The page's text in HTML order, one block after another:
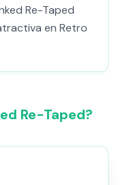
Re-Taped
en Retro
Re-Taped?